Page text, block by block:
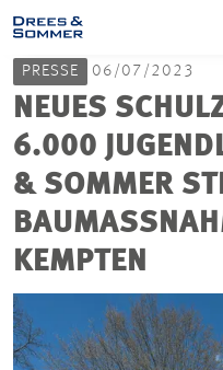
PRESSE 06/07/2023
NEUES
6.000
& SOMMER
EMPTEN